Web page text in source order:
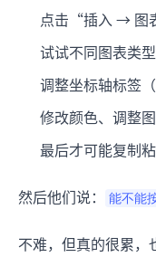
点击“插入 → 图
试试不同图表类
调整坐标轴标签
修改颜色、调整
最后才可能复制
然后他们说： 能不能
不难，但真的很累，